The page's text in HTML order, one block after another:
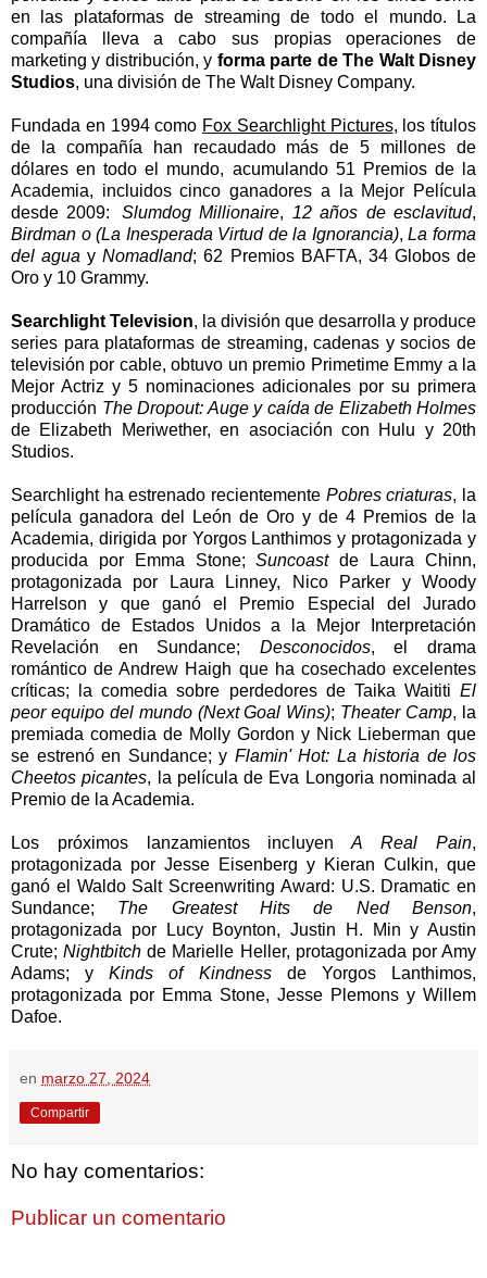
en las plataformas de streaming de todo el mundo. La
compañía lleva a cabo sus propias operaciones de
marketing y distribución, y forma parte de The Walt Disney
Studios, una división de The Walt Disney Company.
Fundada en 1994 como Fox Searchlight Pictures, los títulos
de la compañía han recaudado más de 5 millones de
dólares en todo el mundo, acumulando 51 Premios de la
Academia, incluidos cinco ganadores a la Mejor Película
desde 2009: Slumdog Millionaire, 12 años de esclavitud,
Birdman o (La Inesperada Virtud de la Ignorancia),La forma
del agua yNomadland; 62 Premios BAFTA, 34 Globos de
Oro y 10 Grammy.
Searchlight Television, la división que desarrolla y produce
series para plataformas de streaming, cadenas y socios de
televisión por cable, obtuvo un premio Primetime Emmy a la
Mejor Actriz y 5 nominaciones adicionales por su primera
producción The Dropout: Auge y caída de Elizabeth Holmes
de Elizabeth Meriwether, en asociación con Hulu y 20th
Studios.
Searchlight ha estrenado recientemente Pobres criaturas, la
película ganadora del León de Oro y de 4 Premios de la
Academia, dirigida por Yorgos Lanthimos y protagonizada y
producida por Emma Stone;Suncoastde Laura Chinn,
protagonizada por Laura Linney, Nico Parker y Woody
Harrelson y que ganó el Premio Especial del Jurado
Dramático de Estados Unidos a la Mejor Interpretación
Revelación en Sundance; Desconocidos, el drama
romántico de Andrew Haigh que ha cosechado excelentes
críticas; la comedia sobre perdedores de Taika Waititi El
peor equipo del mundo (Next Goal Wins); Theater Camp, la
premiada comedia de Molly Gordon y Nick Lieberman que
se estrenó en Sundance; y Flamin' Hot: La historia de los
Cheetos picantes, la película de Eva Longoria nominada al
Premio de la Academia.
Los próximos lanzamientos incluyenA Real Pain,
protagonizada por Jesse Eisenberg y Kieran Culkin, que
ganó el Waldo Salt Screenwriting Award: U.S. Dramatic en
Sundance; The Greatest Hits de Ned Benson,
protagonizada por Lucy Boynton, Justin H. Min y Austin
Crute;Nightbitchde Marielle Heller, protagonizada por Amy
Adams; yKinds of Kindnessde Yorgos Lanthimos,
protagonizada por Emma Stone, Jesse Plemons y Willem
Dafoe.
en marzo 27, 2024
Compartir
No hay comentarios:
Publicar un comentario